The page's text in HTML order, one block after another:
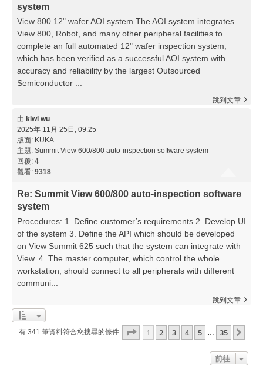
system
View 800 12" wafer AOI system The AOI system integrates
View 800, Robot, and many other peripheral facilities to
complete an full automated 12" wafer inspection system,
which has been verified as a successful AOI system with
accuracy and reliability by the largest Outsourced
Semiconductor ...
跳到文章
由 kiwi wu
2025年 11月 25日, 09:25
版面: KUKA
主題: Summit View 600/800 auto-inspection software system
回覆: 4
觀看: 9318
Re: Summit View 600/800 auto-inspection software
system
Procedures: 1. Define customer’s requirements 2. Develop UI
of the system 3. Define the API which should be developed
on View Summit 625 such that the system can integrate with
View. 4. The master computer, which control the whole
workstation, should connect to all peripherals with different
communi...
跳到文章
有 341 筆資料符合您搜尋的條件 第 1 頁 (共35 頁)
1 2 3 4 5 … 35
前往